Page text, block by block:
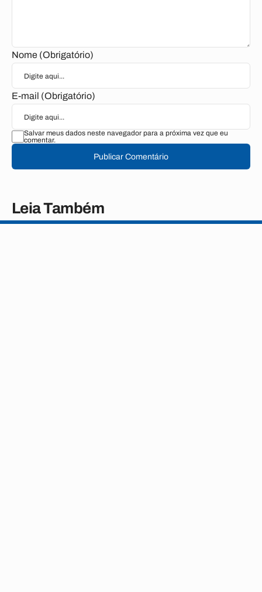
Nome (Obrigatório)
E-mail (Obrigatório)
Salvar meus dados neste navegador para a próxima vez que eu
comentar.
Publicar Comentário
Leia Também